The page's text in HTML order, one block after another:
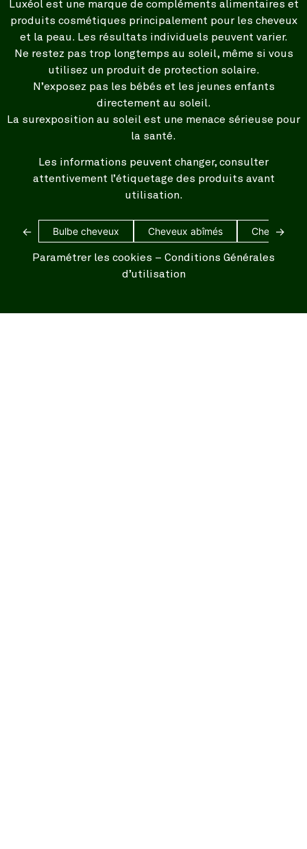
Luxéol est une marque de compléments alimentaires et
produits cosmétiques principalement pour les cheveux
et la peau. Les résultats individuels peuvent varier.
Ne restez pas trop longtemps au soleil, même si vous
utilisez un produit de protection solaire.
N’exposez pas les bébés et les jeunes enfants
directement au soleil.
La surexposition au soleil est une menace sérieuse pour
la santé.
Les informations peuvent changer, consulter
attentivement l’étiquetage des produits avant
utilisation.
← Bulbe cheveux Cheveux abîmés Cheveux
→
Paramétrer les cookies – Conditions Générales
d’utilisation